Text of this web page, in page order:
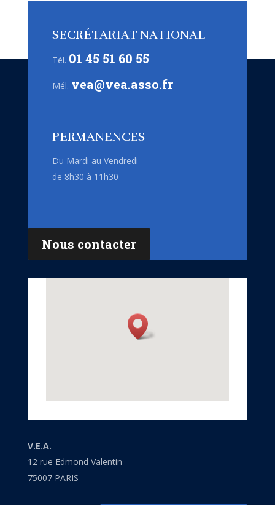
SECRÉTARIAT NATIONAL
Tél. 01 45 51 60 55
Mél. vea@vea.asso.fr
PERMANENCES
Du Mardi au Vendredi
de 8h30 à 11h30
Nous contacter
V.E.A.
12 rue Edmond Valentin
75007 PARIS